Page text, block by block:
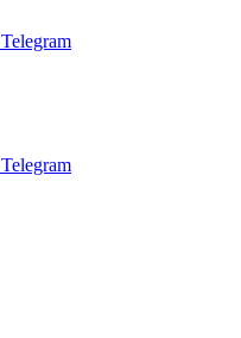
Telegram
Telegram